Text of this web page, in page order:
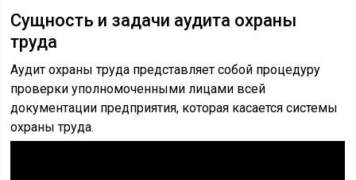
Сущность и задачи аудита охраны
труда
Аудит охраны труда представляет собой процедуру
проверки уполномоченными лицами всей
документации предприятия, которая касается системы
охраны труда.